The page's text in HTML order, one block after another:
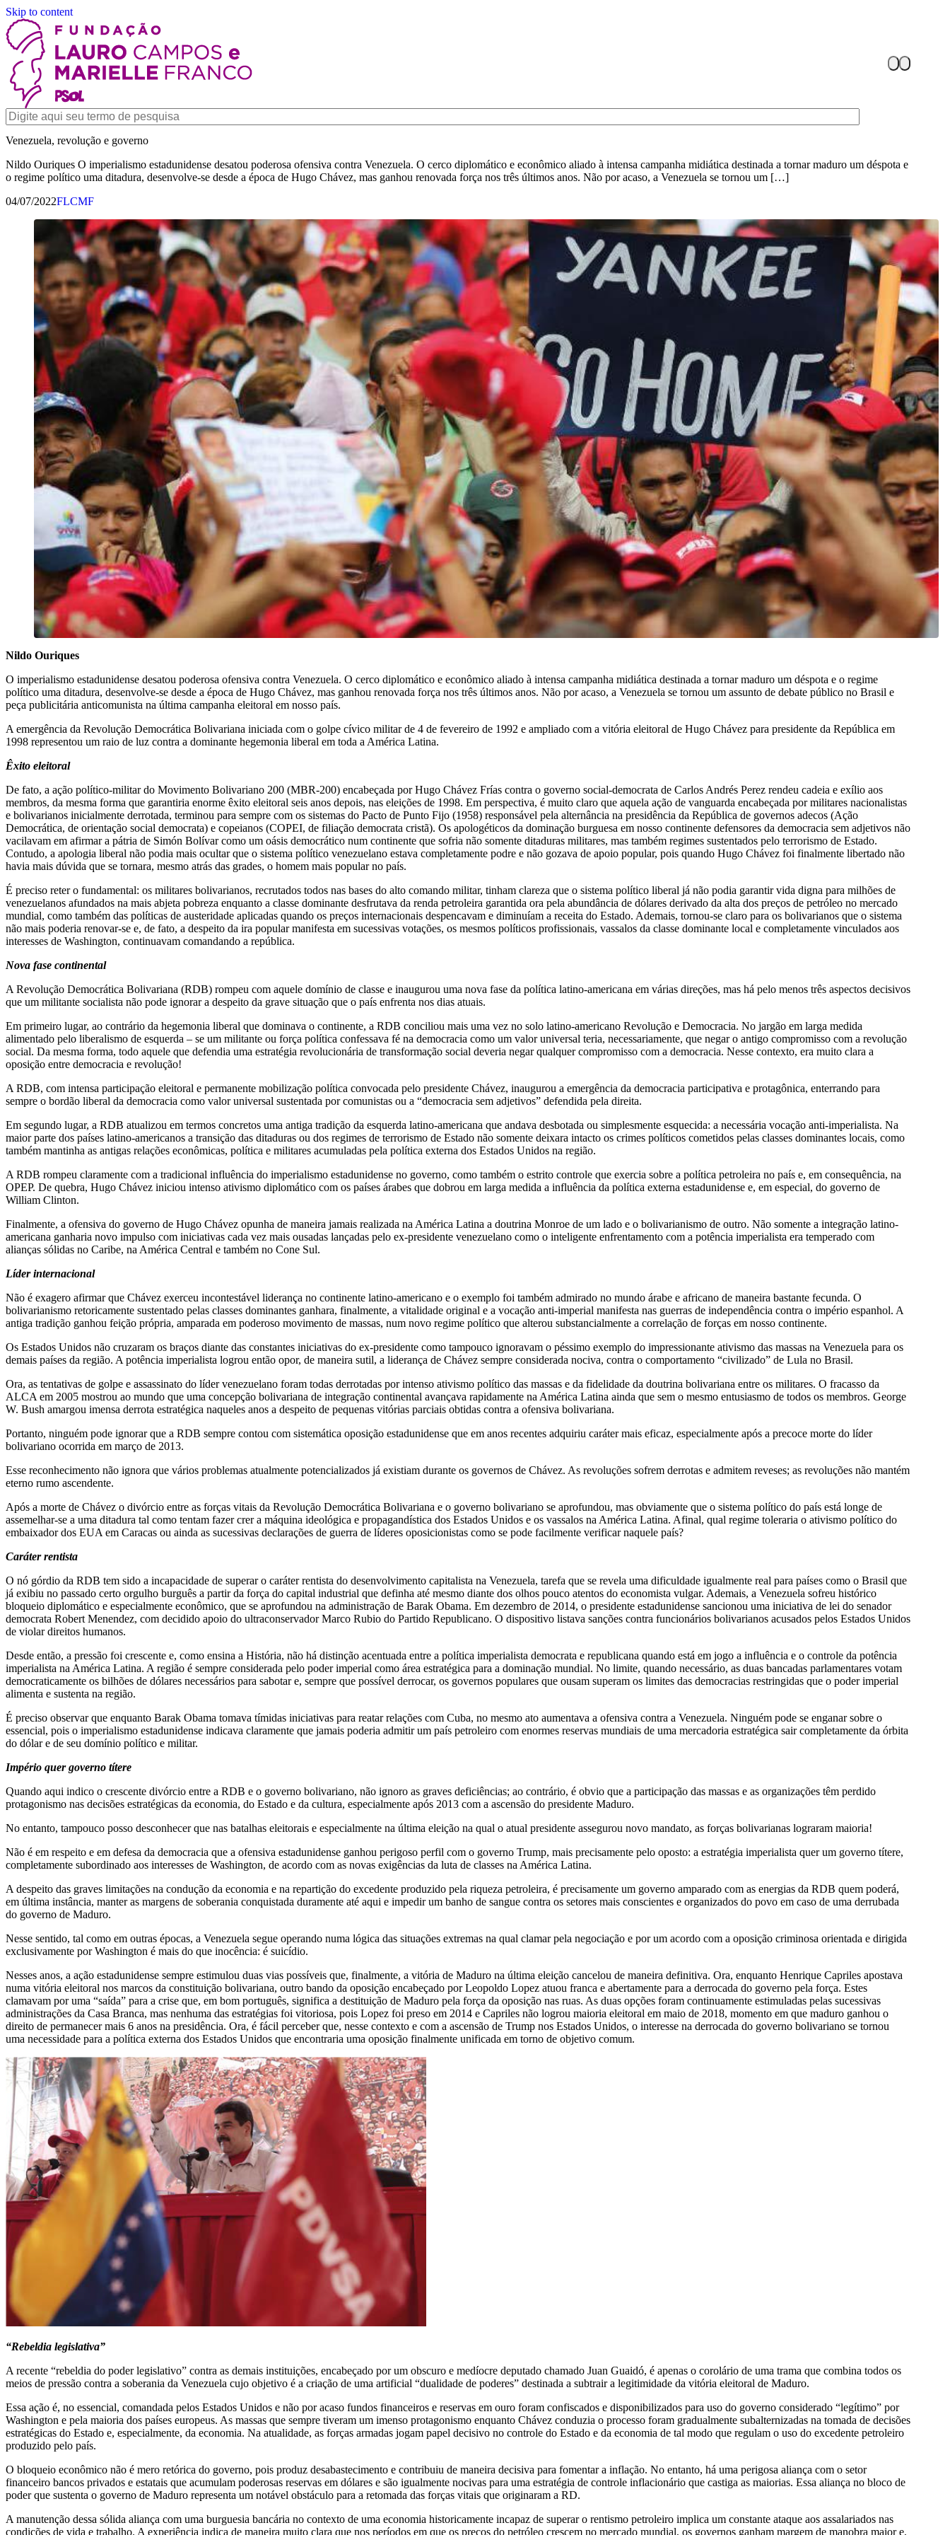
Skip to content
Venezuela, revolução e governo
Nildo Ouriques O imperialismo estadunidense desatou poderosa ofensiva contra Venezuela. O cerco diplomático e econômico aliado à intensa campanha midiática destinada a tornar maduro um déspota e
o regime político uma ditadura, desenvolve-se desde a época de Hugo Chávez, mas ganhou renovada força nos três últimos anos. Não por acaso, a Venezuela se tornou um […]
04/07/2022FLCMF
Nildo Ouriques
O imperialismo estadunidense desatou poderosa ofensiva contra Venezuela. O cerco diplomático e econômico aliado à intensa campanha midiática destinada a tornar maduro um déspota e o regime
político uma ditadura, desenvolve-se desde a época de Hugo Chávez, mas ganhou renovada força nos três últimos anos. Não por acaso, a Venezuela se tornou um assunto de debate público no Brasil e
peça publicitária anticomunista na última campanha eleitoral em nosso país.
A emergência da Revolução Democrática Bolivariana iniciada com o golpe cívico militar de 4 de fevereiro de 1992 e ampliado com a vitória eleitoral de Hugo Chávez para presidente da República em
1998 representou um raio de luz contra a dominante hegemonia liberal em toda a América Latina.
Êxito eleitoral
De fato, a ação político-militar do Movimento Bolivariano 200 (MBR-200) encabeçada por Hugo Chávez Frías contra o governo social-democrata de Carlos Andrés Perez rendeu cadeia e exílio aos
membros, da mesma forma que garantiria enorme êxito eleitoral seis anos depois, nas eleições de 1998. Em perspectiva, é muito claro que aquela ação de vanguarda encabeçada por militares nacionalistas
e bolivarianos inicialmente derrotada, terminou para sempre com os sistemas do Pacto de Punto Fijo (1958) responsável pela alternância na presidência da República de governos adecos (Ação
Democrática, de orientação social democrata) e copeianos (COPEI, de filiação democrata cristã). Os apologéticos da dominação burguesa em nosso continente defensores da democracia sem adjetivos não
vacilavam em afirmar a pátria de Simón Bolívar como um oásis democrático num continente que sofria não somente ditaduras militares, mas também regimes sustentados pelo terrorismo de Estado.
Contudo, a apologia liberal não podia mais ocultar que o sistema político venezuelano estava completamente podre e não gozava de apoio popular, pois quando Hugo Chávez foi finalmente libertado não
havia mais dúvida que se tornara, mesmo atrás das grades, o homem mais popular no país.
É preciso reter o fundamental: os militares bolivarianos, recrutados todos nas bases do alto comando militar, tinham clareza que o sistema político liberal já não podia garantir vida digna para milhões de
venezuelanos afundados na mais abjeta pobreza enquanto a classe dominante desfrutava da renda petroleira garantida ora pela abundância de dólares derivado da alta dos preços de petróleo no mercado
mundial, como também das políticas de austeridade aplicadas quando os preços internacionais despencavam e diminuíam a receita do Estado. Ademais, tornou-se claro para os bolivarianos que o sistema
não mais poderia renovar-se e, de fato, a despeito da ira popular manifesta em sucessivas votações, os mesmos políticos profissionais, vassalos da classe dominante local e completamente vinculados aos
interesses de Washington, continuavam comandando a república.
Nova fase continental
A Revolução Democrática Bolivariana (RDB) rompeu com aquele domínio de classe e inaugurou uma nova fase da política latino-americana em várias direções, mas há pelo menos três aspectos decisivos
que um militante socialista não pode ignorar a despeito da grave situação que o país enfrenta nos dias atuais.
Em primeiro lugar, ao contrário da hegemonia liberal que dominava o continente, a RDB conciliou mais uma vez no solo latino-americano Revolução e Democracia. No jargão em larga medida
alimentado pelo liberalismo de esquerda – se um militante ou força política confessava fé na democracia como um valor universal teria, necessariamente, que negar o antigo compromisso com a revolução
social. Da mesma forma, todo aquele que defendia uma estratégia revolucionária de transformação social deveria negar qualquer compromisso com a democracia. Nesse contexto, era muito clara a
oposição entre democracia e revolução!
A RDB, com intensa participação eleitoral e permanente mobilização política convocada pelo presidente Chávez, inaugurou a emergência da democracia participativa e protagônica, enterrando para
sempre o bordão liberal da democracia como valor universal sustentada por comunistas ou a “democracia sem adjetivos” defendida pela direita.
Em segundo lugar, a RDB atualizou em termos concretos uma antiga tradição da esquerda latino-americana que andava desbotada ou simplesmente esquecida: a necessária vocação anti-imperialista. Na
maior parte dos países latino-americanos a transição das ditaduras ou dos regimes de terrorismo de Estado não somente deixara intacto os crimes políticos cometidos pelas classes dominantes locais, como
também mantinha as antigas relações econômicas, política e militares acumuladas pela política externa dos Estados Unidos na região.
A RDB rompeu claramente com a tradicional influência do imperialismo estadunidense no governo, como também o estrito controle que exercia sobre a política petroleira no país e, em consequência, na
OPEP. De quebra, Hugo Chávez iniciou intenso ativismo diplomático com os países árabes que dobrou em larga medida a influência da política externa estadunidense e, em especial, do governo de
William Clinton.
Finalmente, a ofensiva do governo de Hugo Chávez opunha de maneira jamais realizada na América Latina a doutrina Monroe de um lado e o bolivarianismo de outro. Não somente a integração latino-
americana ganharia novo impulso com iniciativas cada vez mais ousadas lançadas pelo ex-presidente venezuelano como o inteligente enfrentamento com a potência imperialista era temperado com
alianças sólidas no Caribe, na América Central e também no Cone Sul.
Líder internacional
Não é exagero afirmar que Chávez exerceu incontestável liderança no continente latino-americano e o exemplo foi também admirado no mundo árabe e africano de maneira bastante fecunda. O
bolivarianismo retoricamente sustentado pelas classes dominantes ganhara, finalmente, a vitalidade original e a vocação anti-imperial manifesta nas guerras de independência contra o império espanhol. A
antiga tradição ganhou feição própria, amparada em poderoso movimento de massas, num novo regime político que alterou substancialmente a correlação de forças em nosso continente.
Os Estados Unidos não cruzaram os braços diante das constantes iniciativas do ex-presidente como tampouco ignoravam o péssimo exemplo do impressionante ativismo das massas na Venezuela para os
demais países da região. A potência imperialista logrou então opor, de maneira sutil, a liderança de Chávez sempre considerada nociva, contra o comportamento “civilizado” de Lula no Brasil.
Ora, as tentativas de golpe e assassinato do líder venezuelano foram todas derrotadas por intenso ativismo político das massas e da fidelidade da doutrina bolivariana entre os militares. O fracasso da
ALCA em 2005 mostrou ao mundo que uma concepção bolivariana de integração continental avançava rapidamente na América Latina ainda que sem o mesmo entusiasmo de todos os membros. George
W. Bush amargou imensa derrota estratégica naqueles anos a despeito de pequenas vitórias parciais obtidas contra a ofensiva bolivariana.
Portanto, ninguém pode ignorar que a RDB sempre contou com sistemática oposição estadunidense que em anos recentes adquiriu caráter mais eficaz, especialmente após a precoce morte do líder
bolivariano ocorrida em março de 2013.
Esse reconhecimento não ignora que vários problemas atualmente potencializados já existiam durante os governos de Chávez. As revoluções sofrem derrotas e admitem reveses; as revoluções não mantém
eterno rumo ascendente.
Após a morte de Chávez o divórcio entre as forças vitais da Revolução Democrática Bolivariana e o governo bolivariano se aprofundou, mas obviamente que o sistema político do país está longe de
assemelhar-se a uma ditadura tal como tentam fazer crer a máquina ideológica e propagandística dos Estados Unidos e os vassalos na América Latina. Afinal, qual regime toleraria o ativismo político do
embaixador dos EUA em Caracas ou ainda as sucessivas declarações de guerra de líderes oposicionistas como se pode facilmente verificar naquele país?
Caráter rentista
O nó górdio da RDB tem sido a incapacidade de superar o caráter rentista do desenvolvimento capitalista na Venezuela, tarefa que se revela uma dificuldade igualmente real para países como o Brasil que
já exibiu no passado certo orgulho burguês a partir da força do capital industrial que definha até mesmo diante dos olhos pouco atentos do economista vulgar. Ademais, a Venezuela sofreu histórico
bloqueio diplomático e especialmente econômico, que se aprofundou na administração de Barak Obama. Em dezembro de 2014, o presidente estadunidense sancionou uma iniciativa de lei do senador
democrata Robert Menendez, com decidido apoio do ultraconservador Marco Rubio do Partido Republicano. O dispositivo listava sanções contra funcionários bolivarianos acusados pelos Estados Unidos
de violar direitos humanos.
Desde então, a pressão foi crescente e, como ensina a História, não há distinção acentuada entre a política imperialista democrata e republicana quando está em jogo a influência e o controle da potência
imperialista na América Latina. A região é sempre considerada pelo poder imperial como área estratégica para a dominação mundial. No limite, quando necessário, as duas bancadas parlamentares votam
democraticamente os bilhões de dólares necessários para sabotar e, sempre que possível derrocar, os governos populares que ousam superam os limites das democracias restringidas que o poder imperial
alimenta e sustenta na região.
É preciso observar que enquanto Barak Obama tomava tímidas iniciativas para reatar relações com Cuba, no mesmo ato aumentava a ofensiva contra a Venezuela. Ninguém pode se enganar sobre o
essencial, pois o imperialismo estadunidense indicava claramente que jamais poderia admitir um país petroleiro com enormes reservas mundiais de uma mercadoria estratégica sair completamente da órbita
do dólar e de seu domínio político e militar.
Império quer governo títere
Quando aqui indico o crescente divórcio entre a RDB e o governo bolivariano, não ignoro as graves deficiências; ao contrário, é obvio que a participação das massas e as organizações têm perdido
protagonismo nas decisões estratégicas da economia, do Estado e da cultura, especialmente após 2013 com a ascensão do presidente Maduro.
No entanto, tampouco posso desconhecer que nas batalhas eleitorais e especialmente na última eleição na qual o atual presidente assegurou novo mandato, as forças bolivarianas lograram maioria!
Não é em respeito e em defesa da democracia que a ofensiva estadunidense ganhou perigoso perfil com o governo Trump, mais precisamente pelo oposto: a estratégia imperialista quer um governo títere,
completamente subordinado aos interesses de Washington, de acordo com as novas exigências da luta de classes na América Latina.
A despeito das graves limitações na condução da economia e na repartição do excedente produzido pela riqueza petroleira, é precisamente um governo amparado com as energias da RDB quem poderá,
em última instância, manter as margens de soberania conquistada duramente até aqui e impedir um banho de sangue contra os setores mais conscientes e organizados do povo em caso de uma derrubada
do governo de Maduro.
Nesse sentido, tal como em outras épocas, a Venezuela segue operando numa lógica das situações extremas na qual clamar pela negociação e por um acordo com a oposição criminosa orientada e dirigida
exclusivamente por Washington é mais do que inocência: é suicídio.
Nesses anos, a ação estadunidense sempre estimulou duas vias possíveis que, finalmente, a vitória de Maduro na última eleição cancelou de maneira definitiva. Ora, enquanto Henrique Capriles apostava
numa vitória eleitoral nos marcos da constituição bolivariana, outro bando da oposição encabeçado por Leopoldo Lopez atuou franca e abertamente para a derrocada do governo pela força. Estes
clamavam por uma “saída” para a crise que, em bom português, significa a destituição de Maduro pela força da oposição nas ruas. As duas opções foram continuamente estimuladas pelas sucessivas
administrações da Casa Branca, mas nenhuma das estratégias foi vitoriosa, pois Lopez foi preso em 2014 e Capriles não logrou maioria eleitoral em maio de 2018, momento em que maduro ganhou o
direito de permanecer mais 6 anos na presidência. Ora, é fácil perceber que, nesse contexto e com a ascensão de Trump nos Estados Unidos, o interesse na derrocada do governo bolivariano se tornou
uma necessidade para a política externa dos Estados Unidos que encontraria uma oposição finalmente unificada em torno de objetivo comum.
“Rebeldia legislativa”
A recente “rebeldia do poder legislativo” contra as demais instituições, encabeçado por um obscuro e medíocre deputado chamado Juan Guaidó, é apenas o corolário de uma trama que combina todos os
meios de pressão contra a soberania da Venezuela cujo objetivo é a criação de uma artificial “dualidade de poderes” destinada a subtrair a legitimidade da vitória eleitoral de Maduro.
Essa ação é, no essencial, comandada pelos Estados Unidos e não por acaso fundos financeiros e reservas em ouro foram confiscados e disponibilizados para uso do governo considerado “legítimo” por
Washington e pela maioria dos países europeus. As massas que sempre tiveram um imenso protagonismo enquanto Chávez conduzia o processo foram gradualmente subalternizadas na tomada de decisões
estratégicas do Estado e, especialmente, da economia. Na atualidade, as forças armadas jogam papel decisivo no controle do Estado e da economia de tal modo que regulam o uso do excedente petroleiro
produzido pelo país.
O bloqueio econômico não é mero retórica do governo, pois produz desabastecimento e contribuiu de maneira decisiva para fomentar a inflação. No entanto, há uma perigosa aliança com o setor
financeiro bancos privados e estatais que acumulam poderosas reservas em dólares e são igualmente nocivas para uma estratégia de controle inflacionário que castiga as maiorias. Essa aliança no bloco de
poder que sustenta o governo de Maduro representa um notável obstáculo para a retomada das forças vitais que originaram a RD.
A manutenção dessa sólida aliança com uma burguesia bancária no contexto de uma economia historicamente incapaz de superar o rentismo petroleiro implica um constante ataque aos assalariados nas
condições de vida e trabalho. A experiência indica de maneira muito clara que nos períodos em que os preços do petróleo crescem no mercado mundial, os governos ganham margem de manobra maior e,